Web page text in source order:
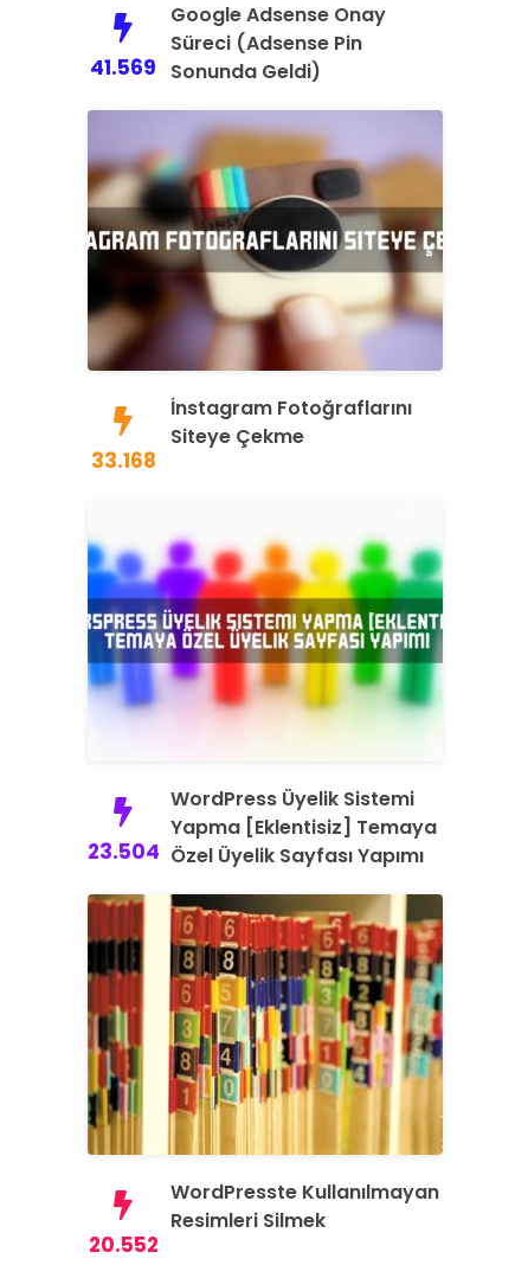
41.569
Google Adsense Onay
Süreci (Adsense Pin
Sonunda Geldi)
33.168
İnstagram Fotoğraflarını
Siteye Çekme
23.504
WordPress Üyelik Sistemi
Yapma [Eklentisiz] Temaya
Özel Üyelik Sayfası Yapımı
20.552
WordPresste Kullanılmayan
Resimleri Silmek